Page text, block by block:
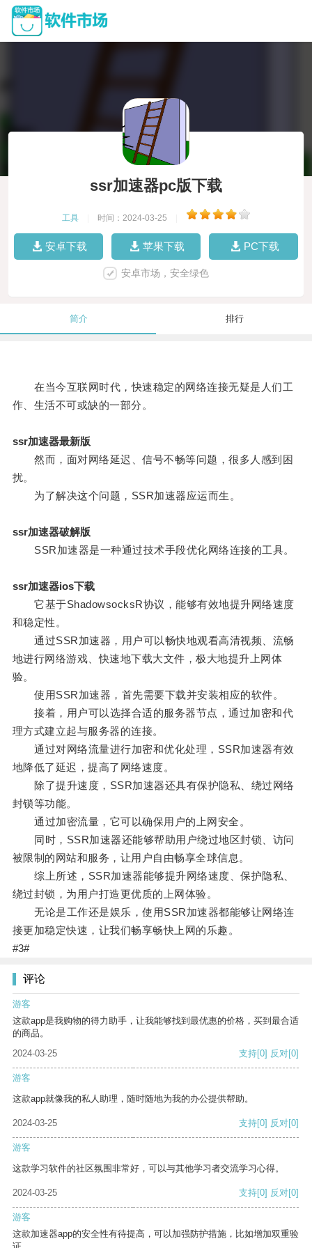
ssr加速器pc版下载
工具 时间：2024-03-25
安卓下载 苹果下载 PC下载
安卓市场，安全绿色
简介 排行
在当今互联网时代，快速稳定的网络连接无疑是人们工
作、生活不可或缺的一部分。
ssr加速器最新版
然而，面对网络延迟、信号不畅等问题，很多人感到困
扰。
为了解决这个问题，SSR加速器应运而生。
ssr加速器破解版
SSR加速器是一种通过技术手段优化网络连接的工具。
ssr加速器ios下载
它基于ShadowsocksR协议，能够有效地提升网络速度
和稳定性。
通过SSR加速器，用户可以畅快地观看高清视频、流畅
地进行网络游戏、快速地下载大文件，极大地提升上网体
验。
使用SSR加速器，首先需要下载并安装相应的软件。
接着，用户可以选择合适的服务器节点，通过加密和代
理方式建立起与服务器的连接。
通过对网络流量进行加密和优化处理，SSR加速器有效
地降低了延迟，提高了网络速度。
除了提升速度，SSR加速器还具有保护隐私、绕过网络
封锁等功能。
通过加密流量，它可以确保用户的上网安全。
同时，SSR加速器还能够帮助用户绕过地区封锁、访问
被限制的网站和服务，让用户自由畅享全球信息。
综上所述，SSR加速器能够提升网络速度、保护隐私、
绕过封锁，为用户打造更优质的上网体验。
无论是工作还是娱乐，使用SSR加速器都能够让网络连
接更加稳定快速，让我们畅享畅快上网的乐趣。
#3#
评论
游客
这款app是我购物的得力助手，让我能够找到最优惠的价格，买到最合适
的商品。
2024-03-25
支持[0] 反对[0]
游客
这款app就像我的私人助理，随时随地为我的办公提供帮助。
2024-03-25 支持[0] 反对[0]
游客
这款学习软件的社区氛围非常好，可以与其他学习者交流学习心得。
2024-03-25 支持[0] 反对[0]
游客
这款加速器app的安全性有待提高，可以加强防护措施，比如增加双重验